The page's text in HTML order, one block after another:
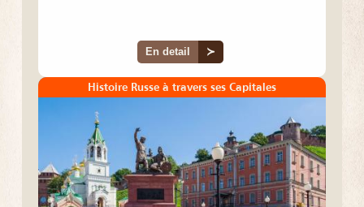
En detail ≻
Histoire Russe à travers ses Capitales